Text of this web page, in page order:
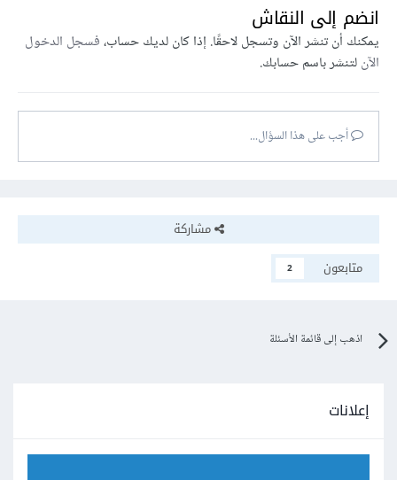
انضم إلى النقاش
يمكنك أن تنشر الآن وتسجل لاحقًا. إذا كان لديك حساب،فسجل الدخول
الآنلتنشر باسم حسابك.
أجب على هذا السؤال...
مشاركة
متابعون
2
اذهب إلى قائمة الأسئلة
إعلانات